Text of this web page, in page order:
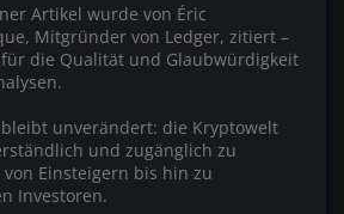
Artikel wurde von Éric
Mitgründer von Ledger, zitiert –
für die Qualität und Glaubwürdigkeit
unverändert: die Kryptowelt
und zugänglich zu
von Einsteigern bis hin zu
Investoren.